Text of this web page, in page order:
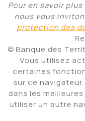
Pour en savoir
nous vous
protection des
© Banque des
Vous utilisez
certaines
sur ce
dans les
utiliser un autre